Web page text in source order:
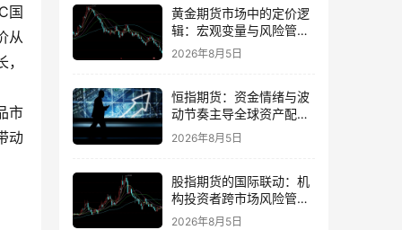
国
从
市
动
黄金期货市场中的定价逻
辑：宏观变量与风险管理
策略并重
2026年8月5日
恒指期货：资金情绪与波
动节奏主导全球资产配置
的思路
2026年8月5日
股指期货的国际联动：机
构投资者跨市场风险管理
策略
2026年8月5日